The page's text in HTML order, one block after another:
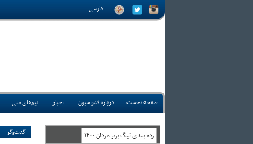
فارسی
صفحه نخست درباره فدراسیون اخبار تیم‌های ملی
رده بندی ليگ برتر مردان ۱۴۰۰
گفت‌وگو